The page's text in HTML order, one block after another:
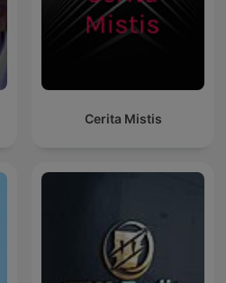
Cerita Mistis